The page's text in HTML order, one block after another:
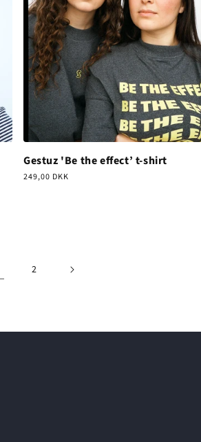
Gestuz 'Be the effect’ t-shirt
Normalpris
249,00 DKK
2